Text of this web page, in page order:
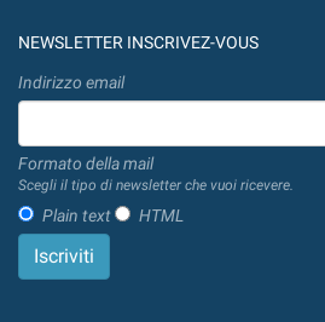
NEWSLETTER INSCRIVEZ-VOUS
Indirizzo email
Formato della mail
Scegli il tipo di newsletter che vuoi ricevere.
Plain text HTML